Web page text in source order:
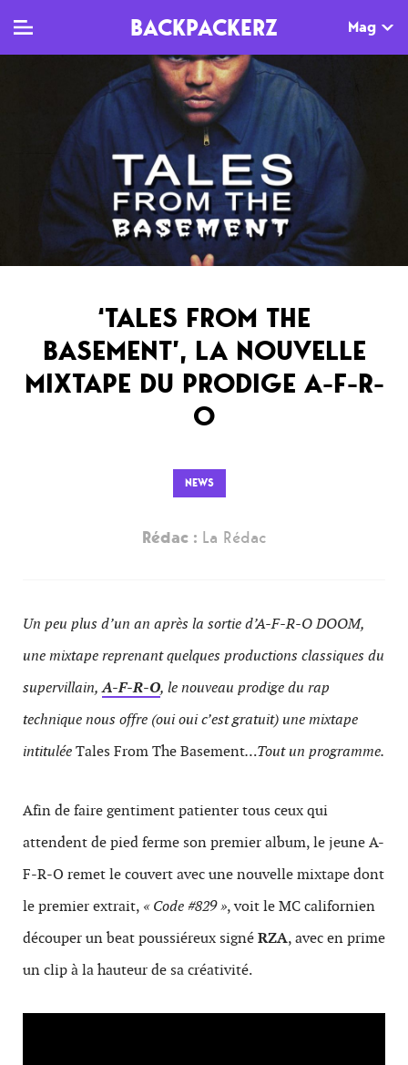
BACKPACKERZ Mag
TV
Clips
Live
Documentaires
MAG
Dossiers
Tops
Interviews
Sorties
Newsletter
AGENDA
Paris
Festivals
‘TALES FROM THE
BASEMENT’, LA NOUVELLE
MIXTAPE DU PRODIGE A-F-R-
O
NEWS
Rédac : La Rédac
Un peu plus d’un an après la sortie d’A-F-R-O DOOM,
une mixtape reprenant quelques productions classiques du
supervillain,A-F-R-O, le nouveau prodige du rap
technique nous offre (oui oui c’est gratuit) une mixtape
intituléeTales From The Basement…Tout un programme.
Afin de faire gentiment patienter tous ceux qui
attendent de pied ferme son premier album, le jeune A-
F-R-O remet le couvert avec une nouvelle mixtape dont
le premier extrait, « Code #829 », voit le MC californien
découper un beat poussiéreux signéRZA, avec en prime
un clip à la hauteur de sa créativité.